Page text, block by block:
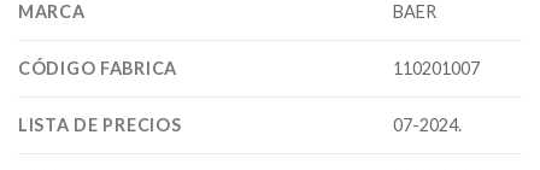
MARCA BAER
CÓDIGO FABRICA 110201007
LISTA DE PRECIOS 07-2024.